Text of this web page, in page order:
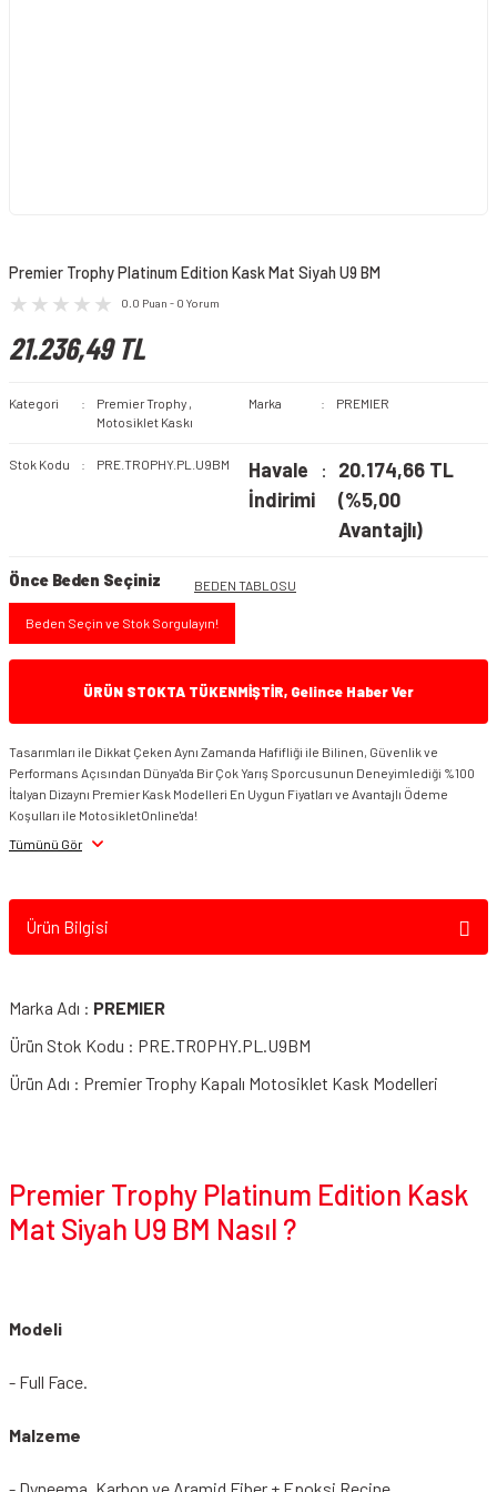
Premier Trophy Platinum Edition Kask Mat Siyah U9 BM
0.0 Puan - 0 Yorum
21.236,49 TL
Kategori Premier Trophy ,
Motosiklet Kaskı
Marka PREMIER
Stok Kodu PRE.TROPHY.PL.U9BM
Havale
İndirimi
20.174,66 TL
(%5,00
Avantajlı)
Önce Beden Seçiniz BEDEN TABLOSU
Beden Seçin ve Stok Sorgulayın!
ÜRÜN STOKTA TÜKENMİŞTİR, Gelince Haber Ver
Tasarımları ile Dikkat Çeken Aynı Zamanda Hafifliği ile Bilinen, Güvenlik ve
Performans Açısından Dünya'da Bir Çok Yarış Sporcusunun Deneyimlediği %100
İtalyan Dizaynı Premier Kask Modelleri En Uygun Fiyatları ve Avantajlı Ödeme
Koşulları ile MotosikletOnline'da!
Tümünü Gör
Ürün Bilgisi
Marka Adı : PREMIER
Ürün Stok Kodu : PRE.TROPHY.PL.U9BM
Ürün Adı : Premier Trophy Kapalı Motosiklet Kask Modelleri
Premier Trophy Platinum Edition Kask
Mat Siyah U9 BM Nasıl ?
Modeli
- Full Face.
Malzeme